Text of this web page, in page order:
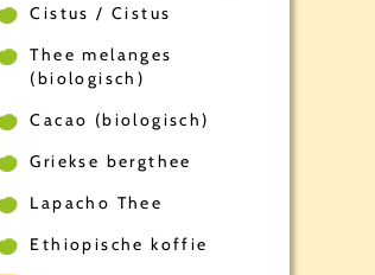
Cistus / Cistus
Thee melanges
(biologisch)
Cacao (biologisch)
Griekse bergthee
Lapacho Thee
Ethiopische koffie